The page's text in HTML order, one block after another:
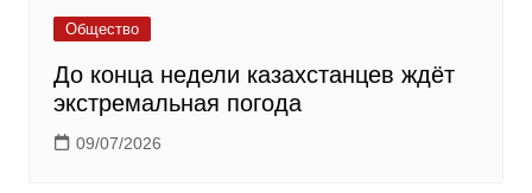
Общество
До конца недели казахстанцев ждёт
экстремальная погода
09/07/2026